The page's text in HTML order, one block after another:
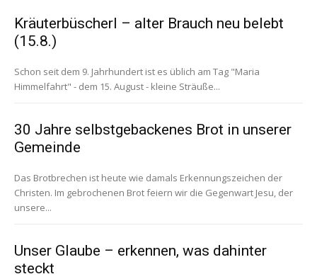
Kräuterbüscherl – alter Brauch neu belebt
(15.8.)
Schon seit dem 9. Jahrhundert ist es üblich am Tag "Maria
Himmelfahrt" - dem 15. August - kleine Sträuße...
30 Jahre selbstgebackenes Brot in unserer
Gemeinde
Das Brotbrechen ist heute wie damals Erkennungszeichen der
Christen. Im gebrochenen Brot feiern wir die Gegenwart Jesu, der
unsere...
Unser Glaube – erkennen, was dahinter
steckt